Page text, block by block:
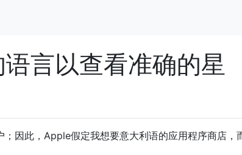
言以查看准确的星
因此，Apple假定我想要意大利语的应用程序商店，